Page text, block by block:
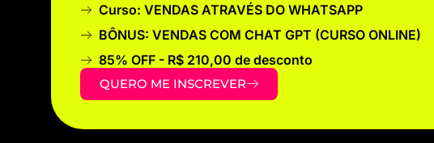
Curso: VENDAS ATRAVÉS DO WHATSAPP
BÔNUS: VENDAS COM CHAT GPT (CURSO ONLINE)
85% OFF - R$ 210,00 de desconto
QUERO ME INSCREVER